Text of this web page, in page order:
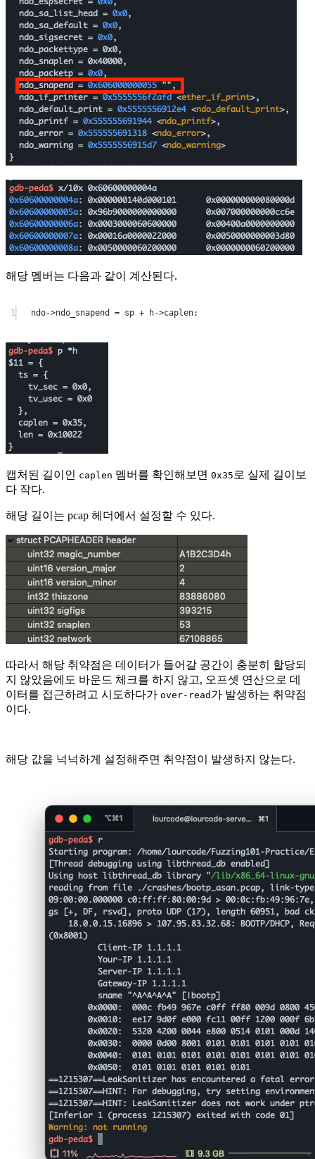
해당 멤버는 다음과 같이 계산된다.
1 ndo->ndo_snapend = sp + h->caplen;
캡처된 길이인 caplen 멤버를 확인해보면 0x35로 실제 길이보
다 작다.
해당 길이는 pcap 헤더에서 설정할 수 있다.
따라서 해당 취약점은 데이터가 들어갈 공간이 충분히 할당되
지 않았음에도 바운드 체크를 하지 않고, 오프셋 연산으로 데
이터를 접근하려고 시도하다가 over-read 가 발생하는 취약점
이다.
해당 값을 넉넉하게 설정해주면 취약점이 발생하지 않는다.